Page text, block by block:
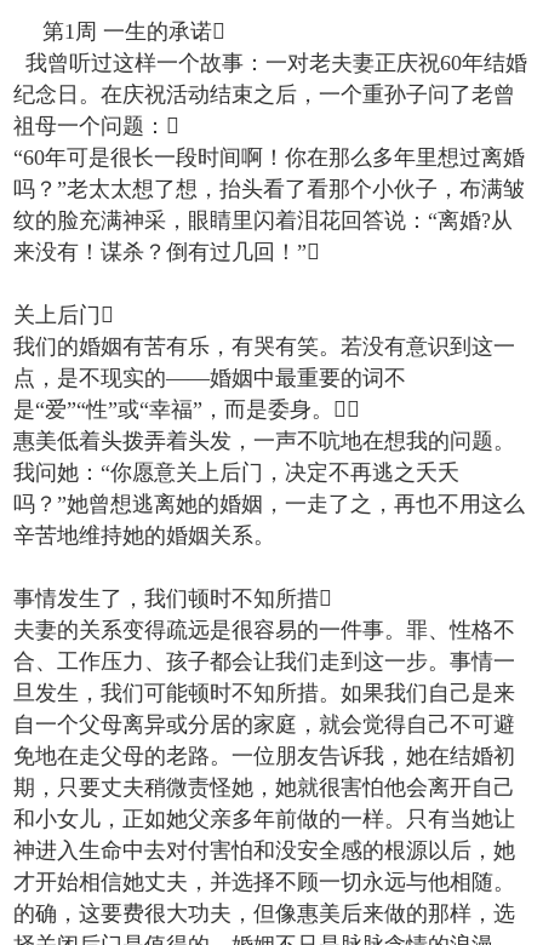
第1周 一生的承诺
我曾听过这样一个故事：一对老夫妻正庆祝60年结婚
纪念日。在庆祝活动结束之后，一个重孙子问了老曾
祖母一个问题：
“60年可是很长一段时间啊！你在那么多年里想过离婚
吗？”老太太想了想，抬头看了看那个小伙子，布满皱
纹的脸充满神采，眼睛里闪着泪花回答说：“离婚?从
来没有！谋杀？倒有过几回！”
关上后门
我们的婚姻有苦有乐，有哭有笑。若没有意识到这一
点，是不现实的——婚姻中最重要的词不
是“爱”“性”或“幸福”，而是委身。
惠美低着头拨弄着头发，一声不吭地在想我的问题。
我问她：“你愿意关上后门，决定不再逃之夭夭
吗？”她曾想逃离她的婚姻，一走了之，再也不用这么
辛苦地维持她的婚姻关系。
事情发生了，我们顿时不知所措
夫妻的关系变得疏远是很容易的一件事。罪、性格不
合、工作压力、孩子都会让我们走到这一步。事情一
旦发生，我们可能顿时不知所措。如果我们自己是来
自一个父母离异或分居的家庭，就会觉得自己不可避
免地在走父母的老路。一位朋友告诉我，她在结婚初
期，只要丈夫稍微责怪她，她就很害怕他会离开自己
和小女儿，正如她父亲多年前做的一样。只有当她让
神进入生命中去对付害怕和没安全感的根源以后，她
才开始相信她丈夫，并选择不顾一切永远与他相随。
的确，这要费很大功夫，但像惠美后来做的那样，选